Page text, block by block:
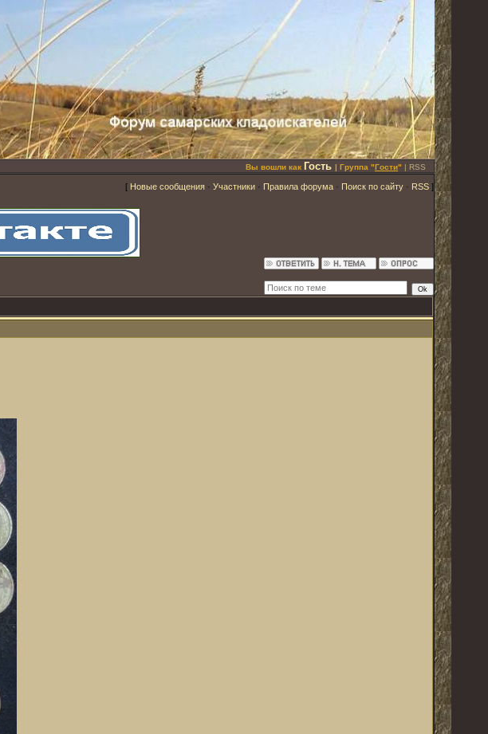
Вы вошли как Гость | Группа "Гости" | RSS
[ Новые сообщения · Участники · Правила форума · Поиск по сайту · RSS ]